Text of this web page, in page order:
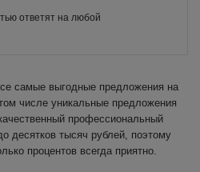
ответят на любой
самые выгодные предложения на
числе уникальные предложения
профессиональный
десятков тысяч рублей, поэтому
процентов всегда приятно.